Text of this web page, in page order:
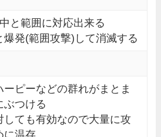
と範囲に対応出来る
爆発(範囲攻撃)して消滅する
ーピーなどの群れがまとま
ぶつける
しても有効なので大量に攻